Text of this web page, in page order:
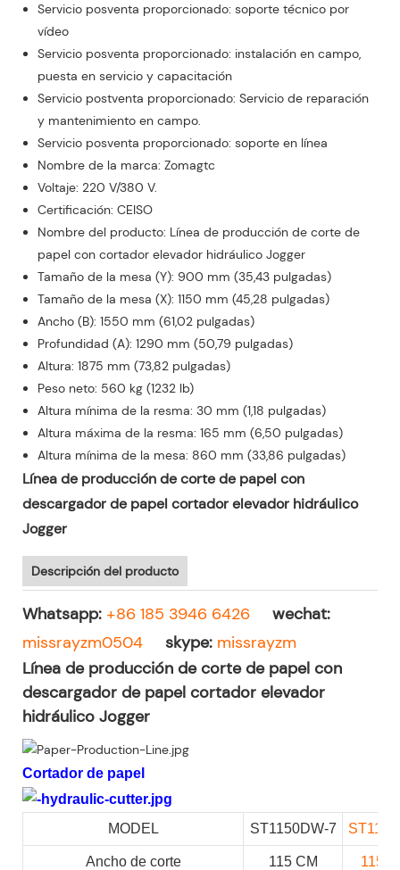
Servicio posventa proporcionado: soporte técnico por
vídeo
Servicio posventa proporcionado: instalación en campo,
puesta en servicio y capacitación
Servicio postventa proporcionado: Servicio de reparación
y mantenimiento en campo.
Servicio posventa proporcionado: soporte en línea
Nombre de la marca: Zomagtc
Voltaje: 220 V/380 V.
Certificación: CEISO
Nombre del producto: Línea de producción de corte de
papel con cortador elevador hidráulico Jogger
Tamaño de la mesa (Y): 900 mm (35,43 pulgadas)
Tamaño de la mesa (X): 1150 mm (45,28 pulgadas)
Ancho (B): 1550 mm (61,02 pulgadas)
Profundidad (A): 1290 mm (50,79 pulgadas)
Altura: 1875 mm (73,82 pulgadas)
Peso neto: 560 kg (1232 lb)
Altura mínima de la resma: 30 mm (1,18 pulgadas)
Altura máxima de la resma: 165 mm (6,50 pulgadas)
Altura mínima de la mesa: 860 mm (33,86 pulgadas)
Línea de producción de corte de papel con
descargador de papel cortador elevador hidráulico
Jogger
Descripción del producto
Whatsapp: +86 185 3946 6426
wechat:
missrayzm0504
skype: missrayzm
Línea de producción de corte de papel con
descargador de papel cortador elevador
hidráulico Jogger
Cortador de papel
MODEL ST1150DW-7
Ancho de corte 115 CM 115